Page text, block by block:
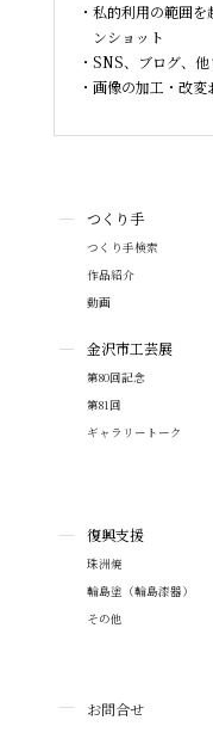
私的利用の範囲を
ンショット
SNS、ブログ、
画像の加工・改変
つくり手
つくり手検索
作品紹介
動画
金沢市工芸展
第80回記念
第81回
ギャラリートーク
復興支援
珠洲焼
輪島塗（輪島漆器）
その他
お問合せ